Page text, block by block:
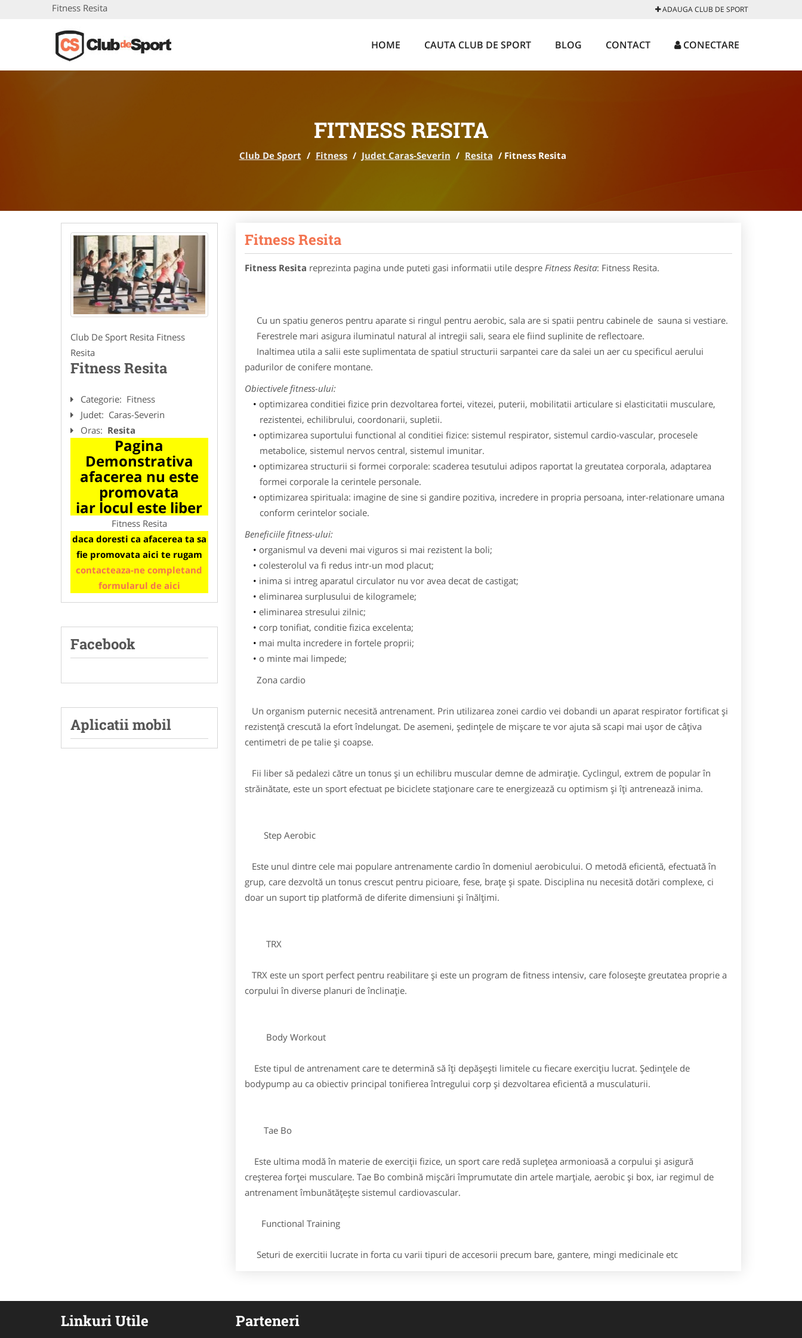
Fitness Resita ADAUGA CLUB DE SPORT
HOME CAUTA CLUB DE SPORT BLOG CONTACT CONECTARE
FITNESS RESITA
Club De Sport / Fitness / Judet Caras-Severin / Resita / Fitness Resita
Club De Sport Resita Fitness
Resita
Fitness Resita
Categorie: Fitness
Judet: Caras-Severin
Oras: Resita
Pagina
Demonstrativa
afacerea nu este
promovata
iar locul este liber
Fitness Resita
daca doresti ca afacerea ta sa
fie promovata aici te rugam
contacteaza-ne completand
formularul de aici
Facebook
Aplicatii mobil
Fitness Resita
Fitness Resita reprezinta pagina unde puteti gasi informatii utile despre Fitness Resita: Fitness Resita.
Cu un spatiu generos pentru aparate si ringul pentru aerobic, sala are si spatii pentru cabinele de sauna si vestiare.
Ferestrele mari asigura iluminatul natural al intregii sali, seara ele fiind suplinite de reflectoare.
Inaltimea utila a salii este suplimentata de spatiul structurii sarpantei care da salei un aer cu specificul aerului
padurilor de conifere montane.
Obiectivele fitness-ului:
optimizarea conditiei fizice prin dezvoltarea fortei, vitezei, puterii, mobilitatii articulare si elasticitatii musculare,
rezistentei, echilibrului, coordonarii, supletii.
optimizarea suportului functional al conditiei fizice: sistemul respirator, sistemul cardio-vascular, procesele
metabolice, sistemul nervos central, sistemul imunitar.
optimizarea structurii si formei corporale: scaderea tesutului adipos raportat la greutatea corporala, adaptarea
formei corporale la cerintele personale.
optimizarea spirituala: imagine de sine si gandire pozitiva, incredere in propria persoana, inter-relationare umana
conform cerintelor sociale.
Beneficiile fitness-ului:
organismul va deveni mai viguros si mai rezistent la boli;
colesterolul va fi redus intr-un mod placut;
inima si intreg aparatul circulator nu vor avea decat de castigat;
eliminarea surplusului de kilogramele;
eliminarea stresului zilnic;
corp tonifiat, conditie fizica excelenta;
mai multa incredere in fortele proprii;
o minte mai limpede;
Zona cardio
Un organism puternic necesită antrenament. Prin utilizarea zonei cardio vei dobandi un aparat respirator fortificat și
rezistență crescută la efort îndelungat. De asemeni, ședințele de mișcare te vor ajuta să scapi mai ușor de câțiva
centimetri de pe talie și coapse.
Fii liber să pedalezi către un tonus și un echilibru muscular demne de admirație. Cyclingul, extrem de popular în
străinătate, este un sport efectuat pe biciclete staționare care te energizează cu optimism și îți antrenează inima.
Step Aerobic
Este unul dintre cele mai populare antrenamente cardio în domeniul aerobicului. O metodă eficientă, efectuată în
grup, care dezvoltă un tonus crescut pentru picioare, fese, brațe și spate. Disciplina nu necesită dotări complexe, ci
doar un suport tip platformă de diferite dimensiuni și înălțimi.
TRX
TRX este un sport perfect pentru reabilitare și este un program de fitness intensiv, care folosește greutatea proprie a
corpului în diverse planuri de înclinație.
Body Workout
Este tipul de antrenament care te determină să îți depășești limitele cu fiecare exercițiu lucrat. Ședințele de
bodypump au ca obiectiv principal tonifierea întregului corp și dezvoltarea eficientă a musculaturii.
Tae Bo
Este ultima modă în materie de exerciții fizice, un sport care redă suplețea armonioasă a corpului și asigură
creșterea forței musculare. Tae Bo combină mișcări împrumutate din artele marțiale, aerobic și box, iar regimul de
antrenament îmbunătățește sistemul cardiovascular.
Functional Training
Seturi de exercitii lucrate in forta cu varii tipuri de accesorii precum bare, gantere, mingi medicinale etc
Linkuri Utile Parteneri